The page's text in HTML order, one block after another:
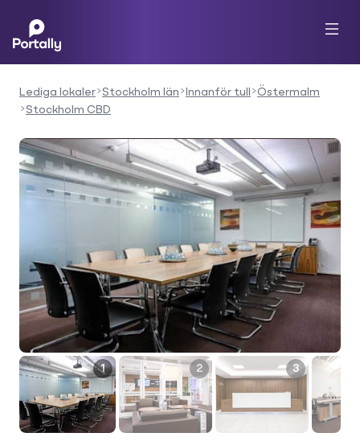
Lediga lokaler Stockholm län Innanför tull
Östermalm
Stockholm CBD
1 2 3